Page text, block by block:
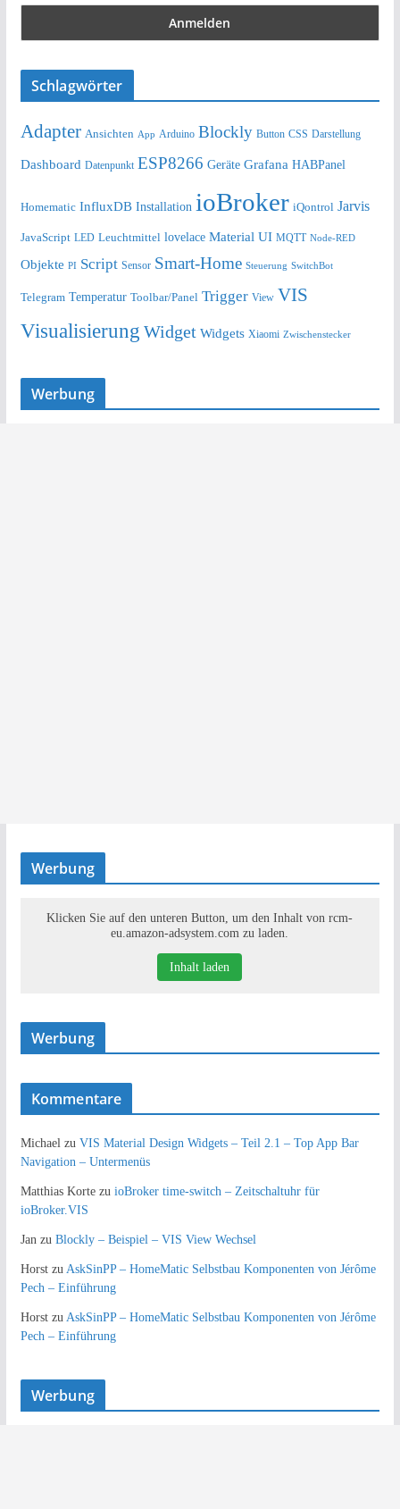
Schlagwörter
Adapter Ansichten App Arduino Blockly Button CSS Darstellung
Dashboard Datenpunkt ESP8266 Geräte Grafana HABPanel
Homematic InfluxDB Installation ioBroker iQontrol Jarvis
JavaScript LED Leuchtmittel lovelace Material UI MQTT Node-RED
Objekte PI Script Sensor Smart-Home Steuerung SwitchBot
Telegram Temperatur Toolbar/Panel Trigger View VIS
Visualisierung Widget Widgets Xiaomi Zwischenstecker
Werbung
Werbung
Klicken Sie auf den unteren Button, um den Inhalt von rcm-
eu.amazon-adsystem.com zu laden.
Inhalt laden
Werbung
Kommentare
Michaelzu VIS Material Design Widgets – Teil 2.1 – Top App Bar
Navigation – Untermenüs
Matthias Kortezu ioBroker time-switch – Zeitschaltuhr für
ioBroker.VIS
Janzu Blockly – Beispiel – VIS View Wechsel
Horstzu AskSinPP – HomeMatic Selbstbau Komponenten von Jérôme
Pech – Einführung
Horstzu AskSinPP – HomeMatic Selbstbau Komponenten von Jérôme
Pech – Einführung
Werbung